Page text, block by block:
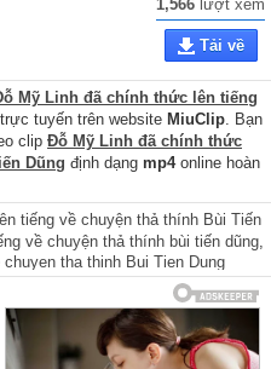
1,566 lượt xem
Tải về
Mỹ Linh đã chính thức lên tiếng
trực tuyến trên website MiuClip. Bạn
clip Đỗ Mỹ Linh đã chính thức
Dũng định dạng mp4online hoàn
tiếng về chuyện thả thính Bùi Tiến
về chuyện thả thính bùi tiến dũng
tha thinh Bui Tien Dung